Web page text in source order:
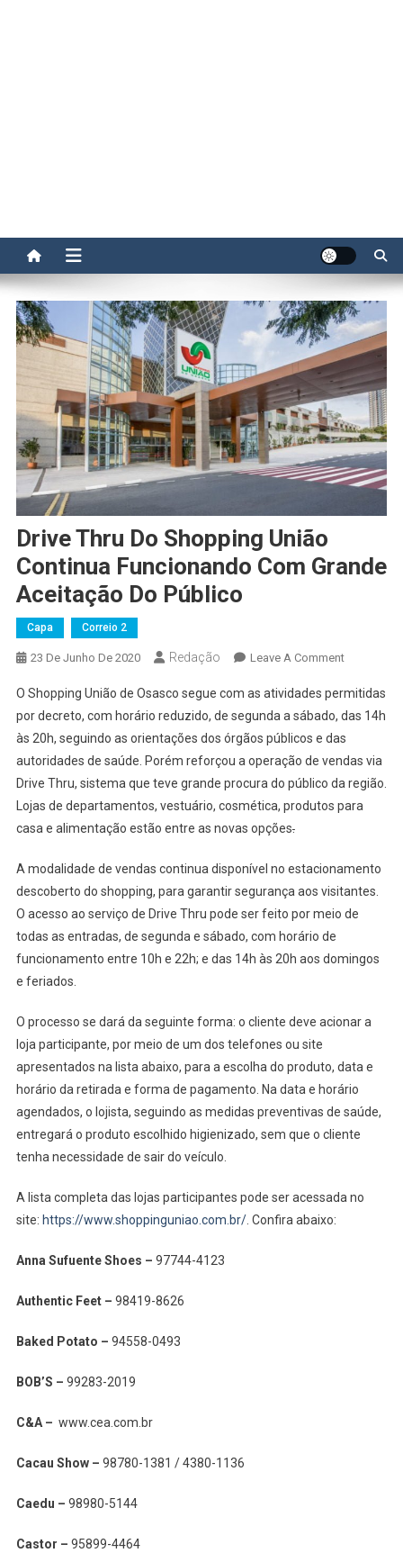
Drive Thru Do Shopping União
Continua Funcionando Com Grande
Aceitação Do Público
Capa Correio 2
23 De Junho De 2020 Redação Leave A CommentOn
Thru
Do
Shopping
União
Continua
Aceitação
Público
O Shopping União de Osasco segue com as atividades permitidas
por decreto, com horário reduzido, de segunda a sábado, das 14h
às 20h, seguindo as orientações dos órgãos públicos e das
autoridades de saúde. Porém reforçou a operação de vendas via
Drive Thru, sistema que teve grande procura do público da região.
Lojas de departamentos, vestuário, cosmética, produtos para
casa e alimentação estão entre as novas opções.
A modalidade de vendas continua disponível no estacionamento
descoberto do shopping, para garantir segurança aos visitantes.
O acesso ao serviço de Drive Thru pode ser feito por meio de
todas as entradas, de segunda e sábado, com horário de
funcionamento entre 10h e 22h; e das 14h às 20h aos domingos
e feriados.
O processo se dará da seguinte forma: o cliente deve acionar a
loja participante, por meio de um dos telefones ou site
apresentados na lista abaixo, para a escolha do produto, data e
horário da retirada e forma de pagamento. Na data e horário
agendados, o lojista, seguindo as medidas preventivas de saúde,
entregará o produto escolhido higienizado, sem que o cliente
tenha necessidade de sair do veículo.
A lista completa das lojas participantes pode ser acessada no
site: https://www.shoppinguniao.com.br/. Confira abaixo:
Anna Sufuente Shoes – 97744-4123
Authentic Feet – 98419-8626
Baked Potato – 94558-0493
BOB’S – 99283-2019
C&A – www.cea.com.br
Cacau Show – 98780-1381 / 4380-1136
Caedu – 98980-5144
Castor – 95899-4464